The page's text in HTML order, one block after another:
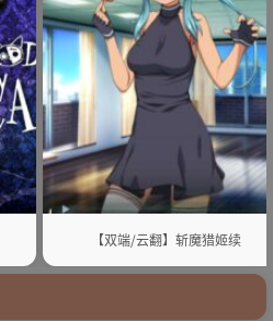
【双端/云翻】斩魔猎姬续